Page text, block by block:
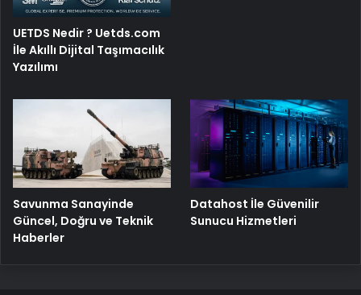
UETDS Nedir ? Uetds.com
İle Akıllı Dijital Taşımacılık
Yazılımı
Savunma Sanayinde
Güncel, Doğru ve Teknik
Haberler
Datahost İle Güvenilir
Sunucu Hizmetleri